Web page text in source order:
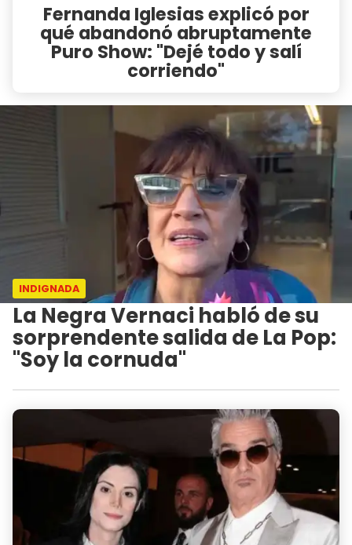
Fernanda Iglesias explicó por
qué abandonó abruptamente
Puro Show: "Dejé todo y salí
corriendo"
INDIGNADA
La Negra Vernaci habló de su
sorprendente salida de La Pop:
"Soy la cornuda"